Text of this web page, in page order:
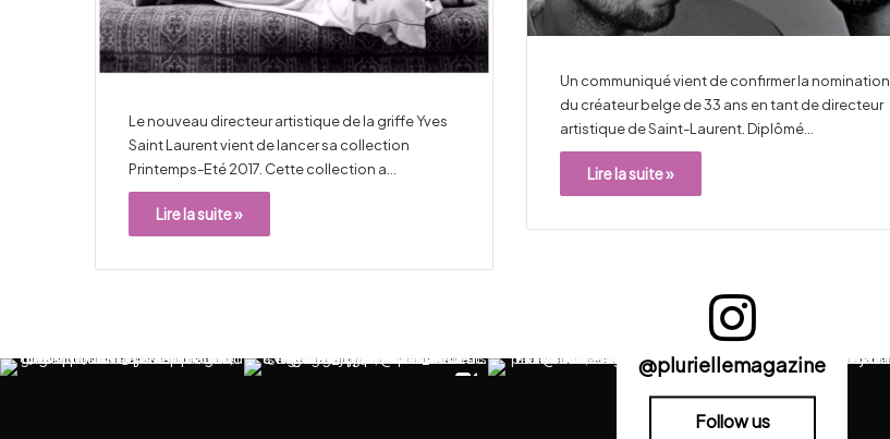
Le nouveau directeur artistique de la griffe Yves
Saint Laurent vient de lancer sa collection
Printemps-Eté 2017. Cette collection a…
Lire la suite »
Un communiqué vient de confirmer la nomination
du créateur belge de 33 ans en tant de directeur
artistique de Saint-Laurent. Diplômé…
Lire la suite »
@pluriellemagazine
Follow us